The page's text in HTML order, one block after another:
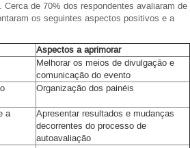
de 70% dos respondentes avaliaram de
os seguintes aspectos positivos e a
Aspectos a aprimorar
Melhorar os meios de divulgação e
comunicação do evento
Organização dos painéis
a
Apresentar resultados e mudanças
decorrentes do processo de
autoavaliação